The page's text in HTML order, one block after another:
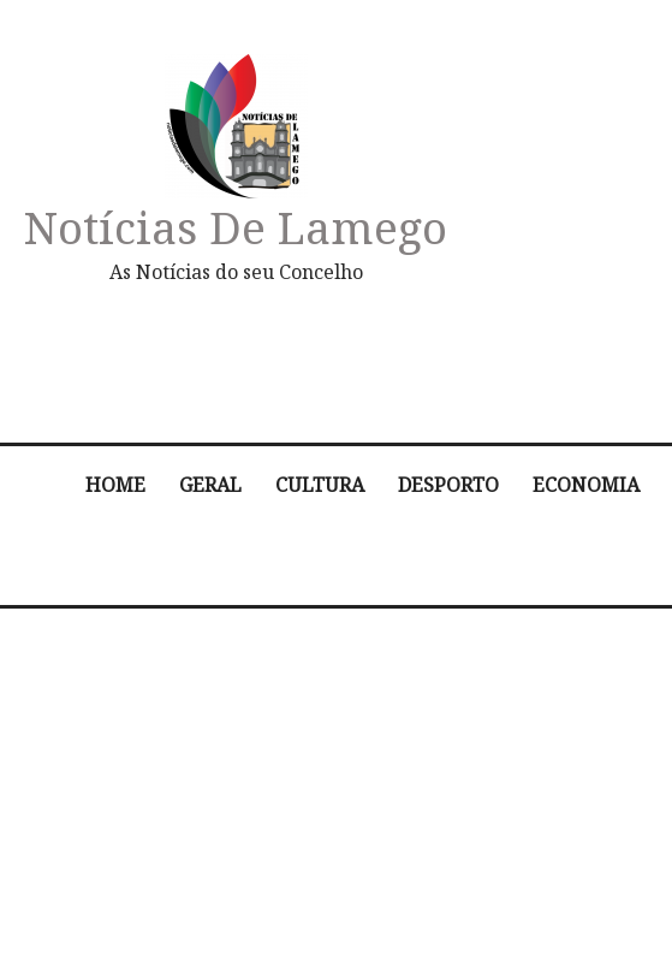
Notícias De Lamego
As Notícias do seu Concelho
HOME GERAL CULTURA DESPORTO ECONOMIA